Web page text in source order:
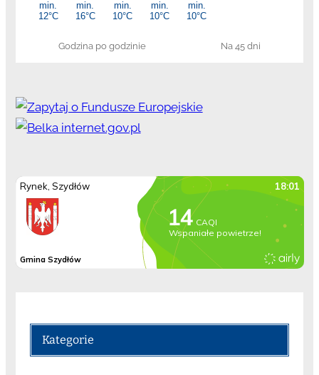
Godzina po godzinie Na 45 dni
Kategorie